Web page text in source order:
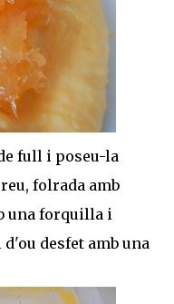
full i poseu-la
folrada amb
una forquilla i
desfet amb una